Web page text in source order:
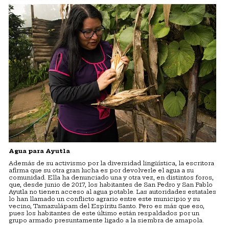
Agua para Ayutla
Además de su activismo por la diversidad lingüística, la escritora
afirma que su otra gran lucha es por devolverle el agua a su
comunidad. Ella ha denunciado una y otra vez, en distintos foros,
que, desde junio de 2017, los habitantes de San Pedro y San Pablo
Ayutla no tienen acceso al agua potable. Las autoridades estatales
lo han llamado un conflicto agrario entre este municipio y su
vecino, Tamazulápam del Espíritu Santo. Pero es más que eso,
pues los habitantes de este último están respaldados por un
grupo armado presuntamente ligado a la siembra de amapola.